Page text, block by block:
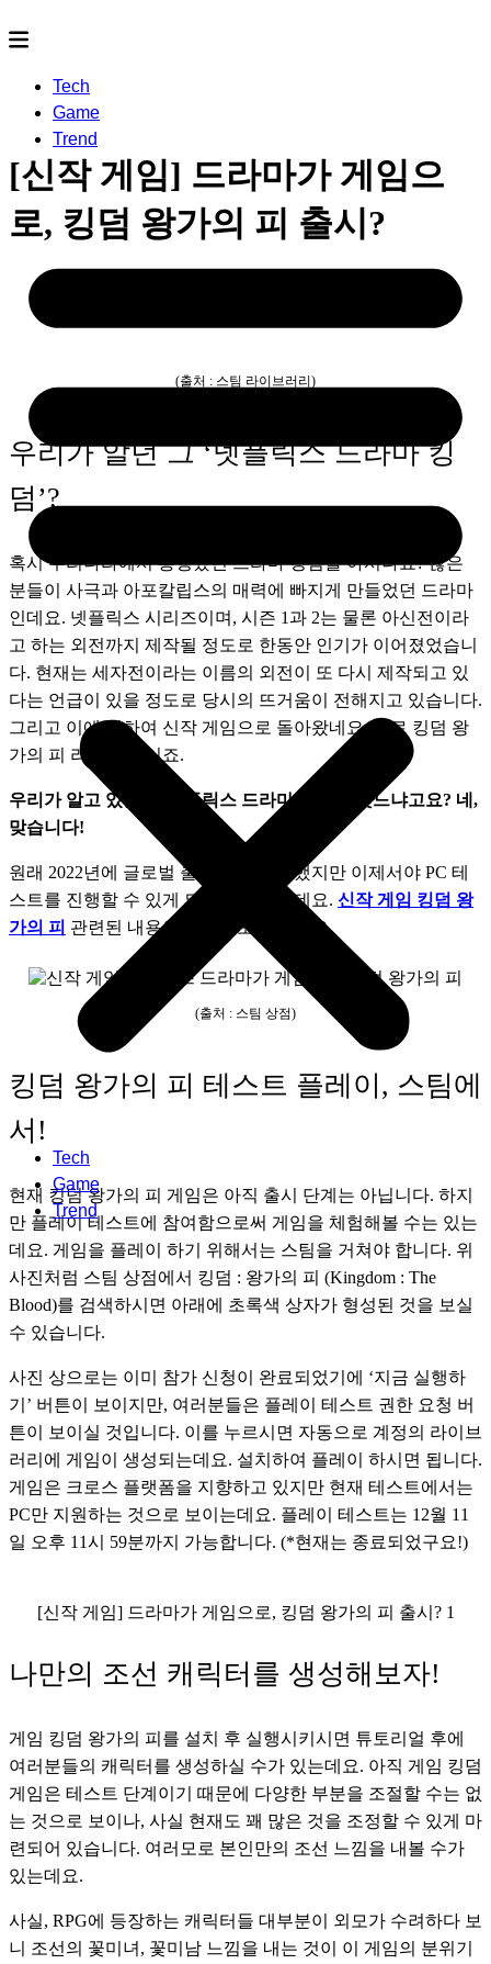
Tech
Game
Trend
Tech
Game
Trend
[신작 게임] 드라마가 게임으
로, 킹덤 왕가의 피 출시?
(출처 : 스팀 라이브러리)
우리가 알던 그 ‘넷플릭스 드라마 킹
덤’?
혹시 우리나라에서 흥행했던 드라마 킹덤을 아시나요? 많은
분들이 사극과 아포칼립스의 매력에 빠지게 만들었던 드라마
인데요. 넷플릭스 시리즈이며, 시즌 1과 2는 물론 아신전이라
고 하는 외전까지 제작될 정도로 한동안 인기가 이어졌었습니
다. 현재는 세자전이라는 이름의 외전이 또 다시 제작되고 있
다는 언급이 있을 정도로 당시의 뜨거움이 전해지고 있습니다.
그리고 이에 더하여 신작 게임으로 돌아왔네요, 바로 킹덤 왕
가의 피 라는 게임이죠.
우리가 알고 있는 그 넷플릭스 드라마 킹덤이 맞느냐고요? 네,
맞습니다!
원래 2022년에 글로벌 출시를 하려고 했지만 이제서야 PC 테
스트를 진행할 수 있게 되었다고 하는데요. 신작 게임 킹덤 왕
가의 피 관련된 내용을 살펴보도록 할게요.
(출처 : 스팀 상점)
킹덤 왕가의 피 테스트 플레이, 스팀에
서!
현재 킹덤 왕가의 피 게임은 아직 출시 단계는 아닙니다. 하지
만 플레이 테스트에 참여함으로써 게임을 체험해볼 수는 있는
데요. 게임을 플레이 하기 위해서는 스팀을 거쳐야 합니다. 위
사진처럼 스팀 상점에서 킹덤 : 왕가의 피 (Kingdom : The
Blood)를 검색하시면 아래에 초록색 상자가 형성된 것을 보실
수 있습니다.
사진 상으로는 이미 참가 신청이 완료되었기에 ‘지금 실행하
기’ 버튼이 보이지만, 여러분들은 플레이 테스트 권한 요청 버
튼이 보이실 것입니다. 이를 누르시면 자동으로 계정의 라이브
러리에 게임이 생성되는데요. 설치하여 플레이 하시면 됩니다.
게임은 크로스 플랫폼을 지향하고 있지만 현재 테스트에서는
PC만 지원하는 것으로 보이는데요. 플레이 테스트는 12월 11
일 오후 11시 59분까지 가능합니다. (*현재는 종료되었구요!)
[신작 게임] 드라마가 게임으로, 킹덤 왕가의 피 출시? 1
나만의 조선 캐릭터를 생성해보자!
게임 킹덤 왕가의 피를 설치 후 실행시키시면 튜토리얼 후에
여러분들의 캐릭터를 생성하실 수가 있는데요. 아직 게임 킹덤
게임은 테스트 단계이기 때문에 다양한 부분을 조절할 수는 없
는 것으로 보이나, 사실 현재도 꽤 많은 것을 조정할 수 있게 마
련되어 있습니다. 여러모로 본인만의 조선 느낌을 내볼 수가
있는데요.
사실, RPG에 등장하는 캐릭터들 대부분이 외모가 수려하다 보
니 조선의 꽃미녀, 꽃미남 느낌을 내는 것이 이 게임의 분위기